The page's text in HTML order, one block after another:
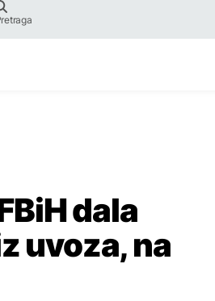
dala
uvoza, na